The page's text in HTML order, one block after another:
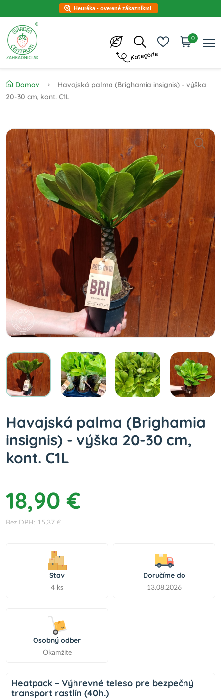
Heuréka - overené zákazníkmi
Kategórie
0
Domov
Havajská palma (Brighamia insignis) - výška
20-30 cm, kont. C1L
Havajská palma (Brighamia
insignis) - výška 20-30 cm,
kont. C1L
18,90 €
Bez DPH: 15,37 €
Stav
4 ks
Doručíme do
13.08.2026
Osobný odber
Okamžite
Heatpack – Výhrevné teleso pre bezpečný
transport rastlín (40h.)